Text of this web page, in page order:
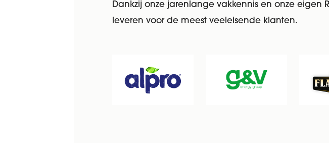
Dankzij onze jarenlange vakkennis en onze
leveren voor de meest veeleisende klanten.